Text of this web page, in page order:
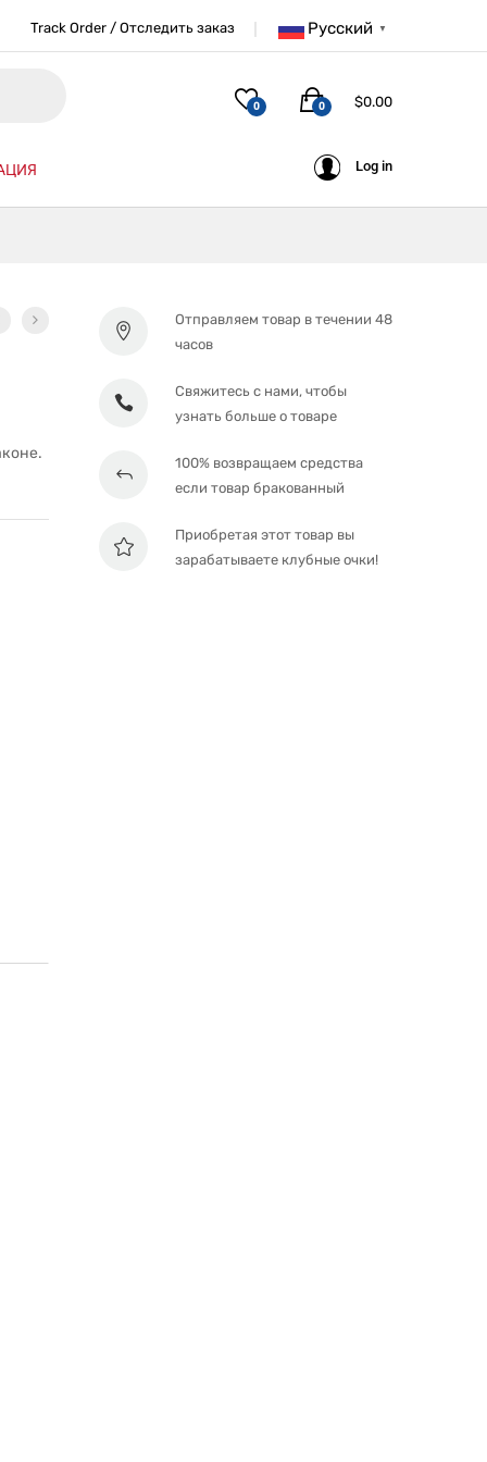
Русский ▼
Track Order / Отследить заказ
0 $0.00
0
Log in
Отправляем товар в течении 48
часов
Свяжитесь с нами, чтобы
узнать больше о товаре
100% возвращаем средства
если товар бракованный
Приобретая этот товар вы
зарабатываете клубные очки!